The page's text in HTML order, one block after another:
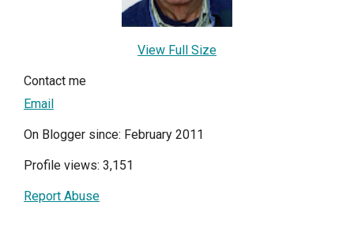
View Full Size
Contact me
Email
On Blogger since: February 2011
Profile views: 3,151
Report Abuse